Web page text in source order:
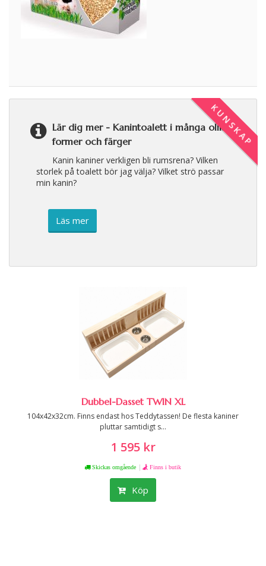
KUNSKAP
Lär dig mer - Kanintoalett i många olika
former och färger
Kanin kaniner verkligen bli rumsrena? Vilken
storlek på toalett bör jag välja? Vilket strö passar
min kanin?
Läs mer
Dubbel-Dasset TWIN XL
104x42x32cm. Finns endast hos Teddytassen! De flesta kaniner
pluttar samtidigt s...
1 595 kr
Skickas omgående | Finns i butik
Köp